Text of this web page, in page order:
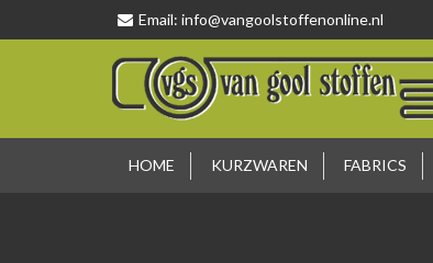
Email: info@vangoolstoffenonline.nl
HOME KURZWAREN FABRICS